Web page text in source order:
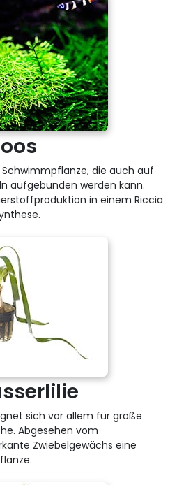
die auch auf
aufgebunden werden kann.
in einem Riccia
sich vor allem für große
Abgesehen vom
Zwiebelgewächs eine